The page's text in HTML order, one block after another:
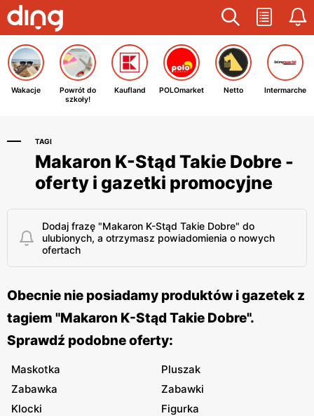
Wakacje
Powrót do
szkoły!
Kaufland POLOmarket Netto Intermarche
TAGI
Makaron K-Stąd Takie Dobre -
oferty i gazetki promocyjne
Dodaj frazę "Makaron K-Stąd Takie Dobre" do
ulubionych, a otrzymasz powiadomienia o nowych
ofertach
Obecnie nie posiadamy produktów i gazetek z
tagiem "Makaron K-Stąd Takie Dobre".
Sprawdź podobne oferty:
Maskotka
Pluszak
Zabawka
Zabawki
Klocki
Figurka